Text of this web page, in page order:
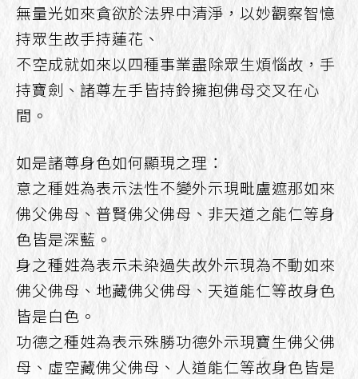
無量光如來貪欲於法界中清淨，以妙觀察智憶
持眾生故手持蓮花、
不空成就如來以四種事業盡除眾生煩惱故，手
持寶劍、諸尊左手皆持鈴擁抱佛母交叉在心
間。
如是諸尊身色如何顯現之理：
意之種姓為表示法性不變外示現毗盧遮那如來
佛父佛母、普賢佛父佛母、非天道之能仁等身
色皆是深藍。
身之種姓為表示未染過失故外示現為不動如來
佛父佛母、地藏佛父佛母、天道能仁等故身色
皆是白色。
功德之種姓為表示殊勝功德外示現寶生佛父佛
母、虛空藏佛父佛母、人道能仁等故身色皆是